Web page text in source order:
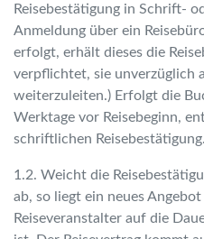
Reisebestätigung in Schrift-
Anmeldung über ein
erfolgt, erhält dieses die
verpflichtet, sie unverzüglich
weiterzuleiten.) Erfolgt die
Werktage vor Reisebeginn,
schriftlichen Reisebestätigung.
1.2. Weicht die
ab, so liegt ein neues
Reiseveranstalter auf die